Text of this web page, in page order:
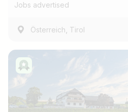
Jobs advertised
Österreich, Tirol